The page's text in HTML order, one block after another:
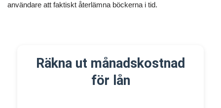
användare att faktiskt återlämna böckerna i tid.
Räkna ut månadskostnad
för lån